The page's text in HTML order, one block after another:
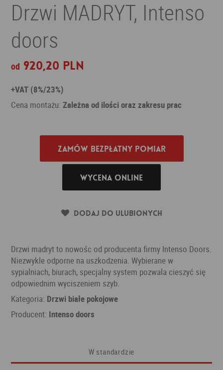
Drzwi MADRYT, Intenso
doors
od 920,20 PLN
+VAT (8%/23%)
Cena montażu:Zależna od ilości oraz zakresu prac
Zamów bezpłatny pomiar
Wycena online
Dodaj do ulubionych
Drzwi madryt to nowośc od producenta firmy Intenso Doors.
Niezwykle odporne na uszkodzenia. Wybierane w
sypialniach, biurach, specjalny system pozwala cieszyć się
odpowiednim wyciszeniem szyb.
Kategoria: Drzwi białe pokojowe
Producent: Intenso doors
W standardzie